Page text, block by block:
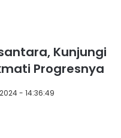
Kunjungi
Progresnya
- 14:36:49